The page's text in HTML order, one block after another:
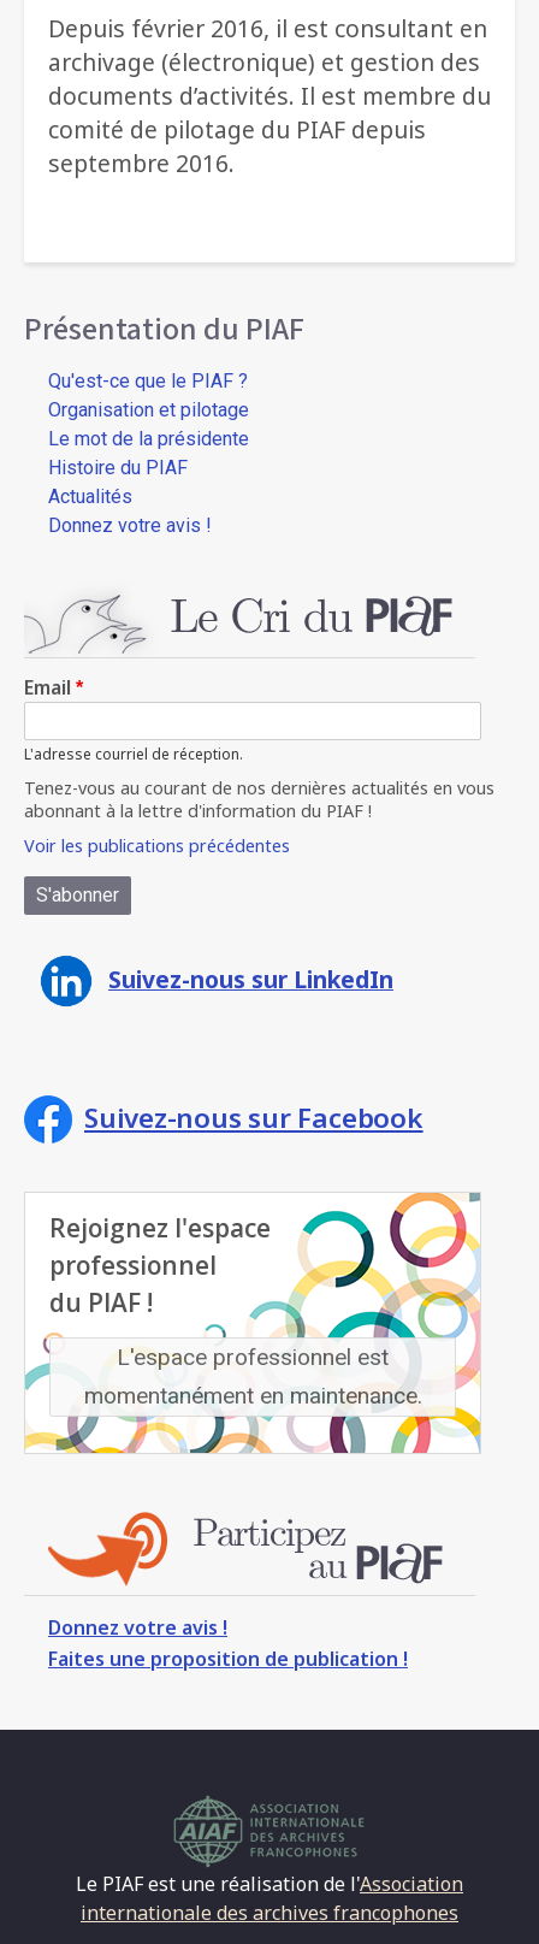
Depuis février 2016, il est consultant en
archivage (électronique) et gestion des
documents d’activités. Il est membre du
comité de pilotage du PIAF depuis
septembre 2016.
Présentation du PIAF
Qu'est-ce que le PIAF ?
Organisation et pilotage
Le mot de la présidente
Histoire du PIAF
Actualités
Donnez votre avis !
Email
L'adresse courriel de réception.
Tenez-vous au courant de nos dernières actualités en vous
abonnant à la lettre d'information du PIAF !
Voir les publications précédentes
Suivez-nous sur LinkedIn
Suivez-nous sur Facebook
Rejoignez l'espace
professionnel
du PIAF !
L'espace professionnel est
momentanément en maintenance.
Donnez votre avis !
Faites une proposition de publication !
Le PIAF est une réalisation de l'Association
internationale des archives francophones